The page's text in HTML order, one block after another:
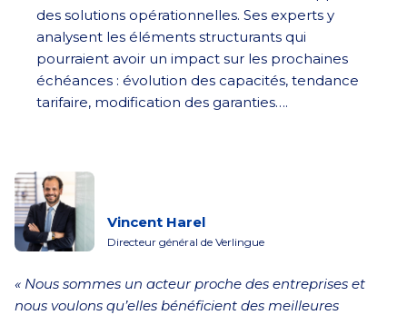
des solutions opérationnelles. Ses experts y
analysent les éléments structurants qui
pourraient avoir un impact sur les prochaines
échéances : évolution des capacités, tendance
tarifaire, modification des garanties….
Vincent Harel
Directeur général de Verlingue
« Nous sommes un acteur proche des entreprises et
nous voulons qu’elles bénéficient des meilleures